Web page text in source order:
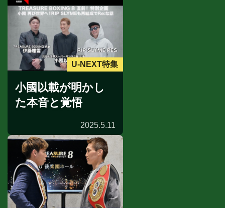
U-NEXT特集
小國以載が明かし
た本音と覚悟
2025.5.11